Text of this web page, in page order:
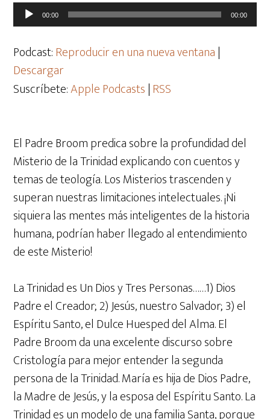
Reproductor
de
audio
00:00 00:00
Podcast:Reproducir en una nueva ventana|
Descargar
Suscríbete:Apple Podcasts|RSS
El Padre Broom predica sobre la profundidad del
Misterio de la Trinidad explicando con cuentos y
temas de teología. Los Misterios trascenden y
superan nuestras limitaciones intelectuales. ¡Ni
siquiera las mentes más inteligentes de la historia
humana, podrían haber llegado al entendimiento
de este Misterio!
La Trinidad es Un Dios y Tres Personas……1) Dios
Padre el Creador; 2) Jesús, nuestro Salvador; 3) el
Espíritu Santo, el Dulce Huesped del Alma. El
Padre Broom da una excelente discurso sobre
Cristología para mejor entender la segunda
persona de la Trinidad. María es hija de Dios Padre,
la Madre de Jesús, y la esposa del Espíritu Santo. La
Trinidad es un modelo de una familia Santa, porque